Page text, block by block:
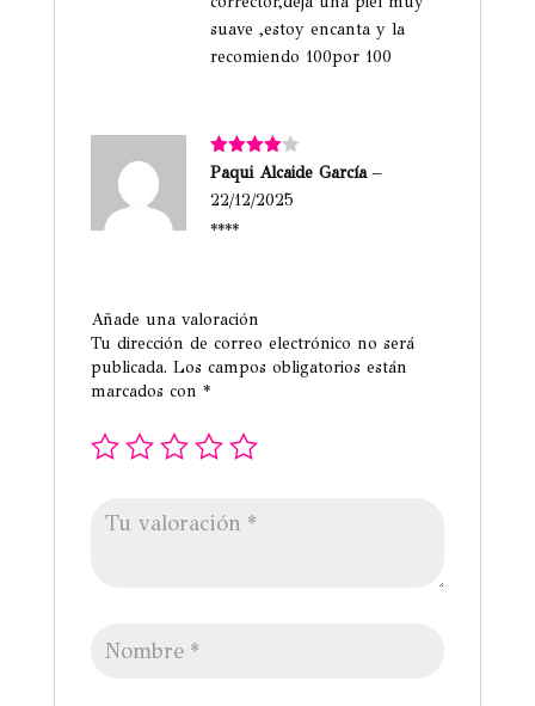
suave ,estoy encanta y la
recomiendo 100por 100
Valorado
con
5
Paqui Alcaide García –
22/12/2025
****
Añade una valoración
Tu dirección de correo electrónico no será
publicada. Los campos obligatorios están
marcados con *